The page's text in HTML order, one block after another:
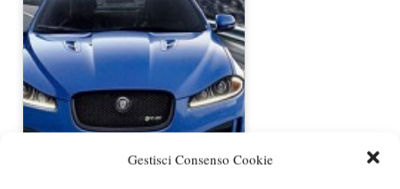
Gestisci Consenso Cookie